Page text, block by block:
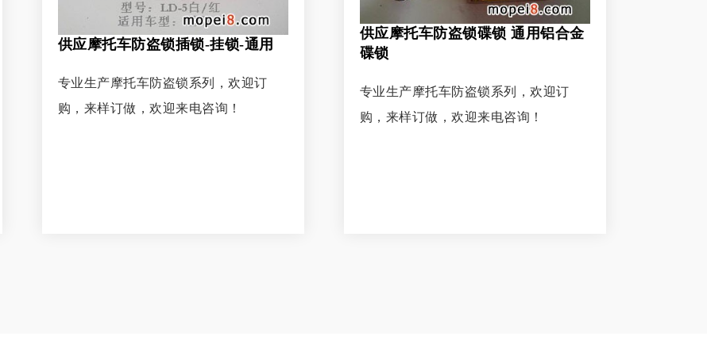
供应摩托车防盗锁插锁-挂锁-通用
专业生产摩托车防盗锁系列，欢迎订
购，来样订做，欢迎来电咨询！
供应摩托车防盗锁碟锁 通用铝合金
碟锁
专业生产摩托车防盗锁系列，欢迎订
购，来样订做，欢迎来电咨询！